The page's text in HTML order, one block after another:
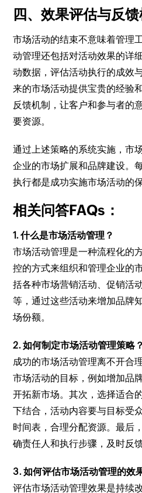
四、效果评估与反馈
市场活动的结束不意味着管理
动管理还包括对活动效果的详
动数据，评估活动执行的成效
来的市场活动提供宝贵的经验
反馈机制，让客户和参与者的
要资源。
通过上述策略的系统实施，市
企业的市场扩展和品牌建设。
执行都是成功实施市场活动的保
相关问答FAQs：
1. 什么是市场活动管理？
市场活动管理是一种流程化的
控的方式来组织和管理企业的
括各种市场营销活动、促销活
等，通过这些活动来增加品牌
场份额。
2. 如何制定市场活动管理策略？
成功的市场活动管理离不开合
市场活动的目标，例如增加品
开拓新市场。其次，选择适合
下结合，活动内容要与目标受
时间表，合理分配资源。最后
确责任人和执行步骤，及时反
3. 如何评估市场活动管理的效
评估市场活动管理效果是持续